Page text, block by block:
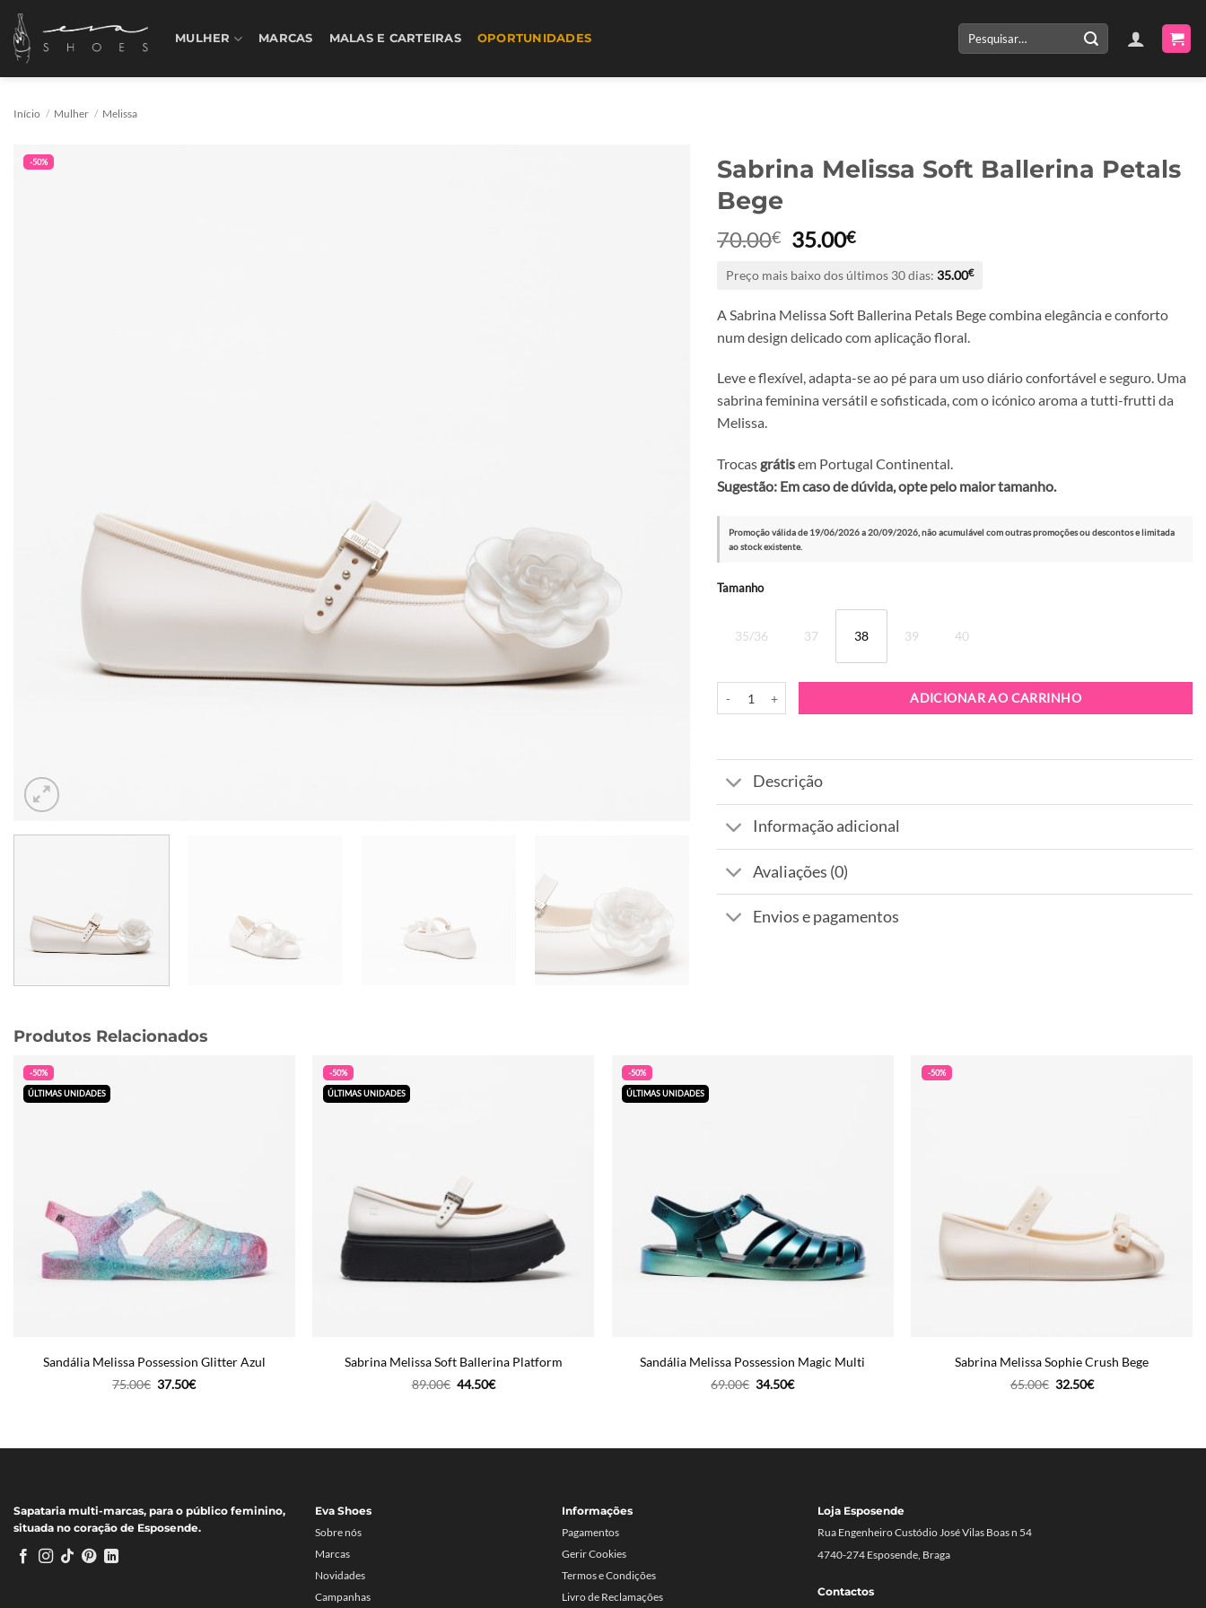
Skip
content
MULHER MARCAS MALAS E CARTEIRAS OPORTUNIDADES
Pesquisar
por:
Início / Mulher / Melissa
-50%
Sabrina Melissa Soft Ballerina Petals
Bege
70.00€ O
original
70.00€.
35.00€O
atual
35.00€.
Preço mais baixo dos últimos 30 dias: 35.00€
A Sabrina Melissa Soft Ballerina Petals Bege combina elegância e conforto
num design delicado com aplicação floral.
Leve e flexível, adapta-se ao pé para um uso diário confortável e seguro. Uma
sabrina feminina versátil e sofisticada, com o icónico aroma a tutti-frutti da
Melissa.
Trocas grátisem Portugal Continental.
Sugestão: Em caso de dúvida, opte pelo maior tamanho.
Promoção válida de 19/06/2026 a 20/09/2026, não acumulável com outras promoções ou descontos e limitada
ao stock existente.
Tamanho
35/36 37 38 39 40
ADICIONAR AO CARRINHO
Alternative:
Descrição
Informação adicional
Avaliações (0)
Envios e pagamentos
Produtos Relacionados
-50%
ÚLTIMAS UNIDADES
Sandália Melissa Possession Glitter Azul
75.00€ O
37.50€O
-50%
ÚLTIMAS UNIDADES
Sabrina Melissa Soft Ballerina Platform
89.00€ O
44.50€O
-50%
ÚLTIMAS UNIDADES
Sandália Melissa Possession Magic Multi
69.00€ O
34.50€O
-50%
Sabrina Melissa Sophie Crush Bege
65.00€ O
32.50€O
Sapataria multi-marcas, para o público feminino,
situada no coração de Esposende.
Eva Shoes
Sobre nós
Marcas
Novidades
Campanhas
Informações
Pagamentos
Gerir Cookies
Termos e Condições
Livro de Reclamações
Loja Esposende
Rua Engenheiro Custódio José Vilas Boas n 54
4740-274 Esposende, Braga
Contactos